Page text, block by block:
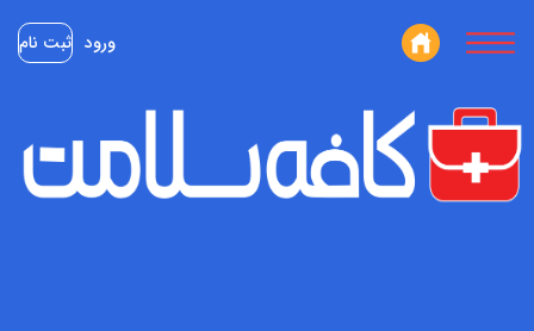
ورود ثبت نام